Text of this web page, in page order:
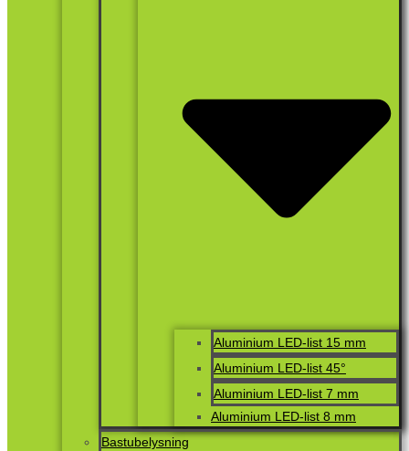
Aluminium LED-list 15 mm
Aluminium LED-list 45°
Aluminium LED-list 7 mm
Aluminium LED-list 8 mm
Bastubelysning